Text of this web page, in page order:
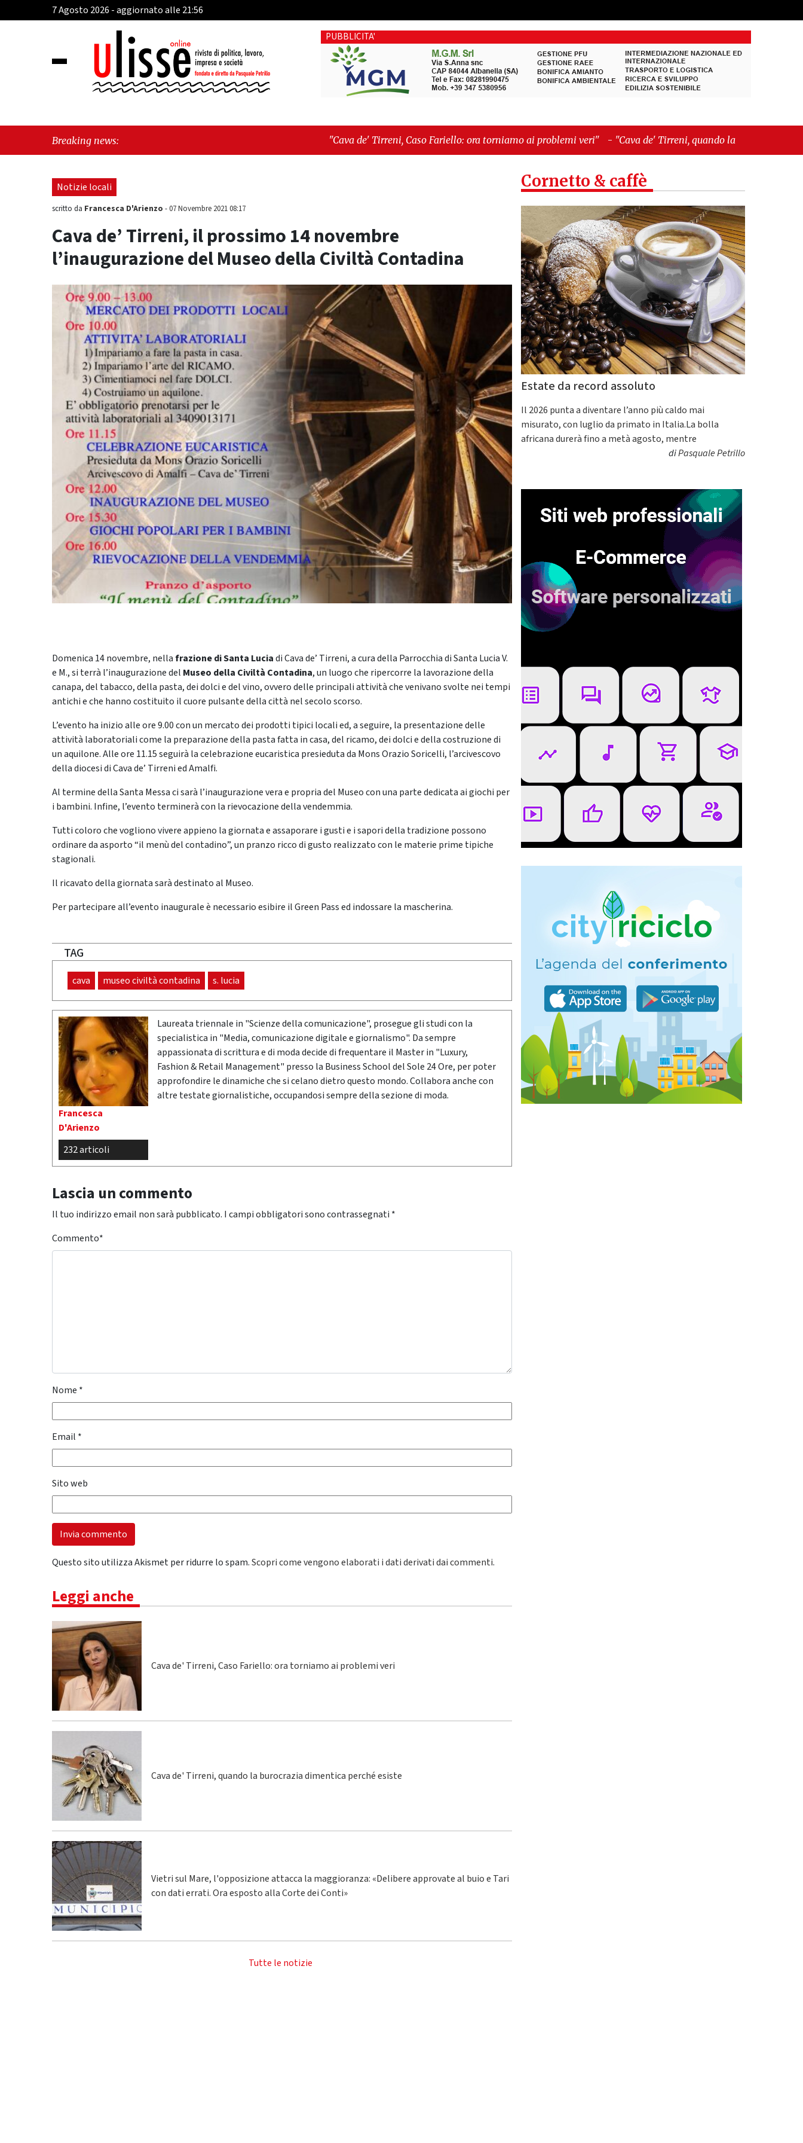
7 Agosto 2026 - aggiornato alle 21:56
PUBBLICITA'
Breaking news: "Cava de' Tirreni, Caso Fariello: ora torniamo ai problemi veri" -"Cava de' Tirreni, quando la burocrazia dimentica
perché esiste"
Notizie locali
scritto da Francesca D'Arienzo -07 Novembre 2021 08:17
Cava de’ Tirreni, il prossimo 14 novembre
l’inaugurazione del Museo della Civiltà Contadina
Domenica 14 novembre, nellafrazione di Santa Luciadi Cava de’ Tirreni, a cura della Parrocchia di Santa Lucia V.
e M., si terrà l’inaugurazione del Museo della Civiltà Contadina, un luogo che ripercorre la lavorazione della
canapa, del tabacco, della pasta, dei dolci e del vino, ovvero delle principali attività che venivano svolte nei tempi
antichi e che hanno costituito il cuore pulsante della città nel secolo scorso.
L’evento ha inizio alle ore 9.00 con un mercato dei prodotti tipici locali ed, a seguire, la presentazione delle
attività laboratoriali come la preparazione della pasta fatta in casa, del ricamo, dei dolci e della costruzione di
un aquilone. Alle ore 11.15 seguirà la celebrazione eucaristica presieduta da Mons Orazio Soricelli, l’arcivescovo
della diocesi di Cava de’ Tirreni ed Amalfi.
Al termine della Santa Messa ci sarà l’inaugurazione vera e propria del Museo con una parte dedicata ai giochi per
i bambini. Infine, l’evento terminerà con la rievocazione della vendemmia.
Tutti coloro che vogliono vivere appieno la giornata e assaporare i gusti e i sapori della tradizione possono
ordinare da asporto “il menù del contadino”, un pranzo ricco di gusto realizzato con le materie prime tipiche
stagionali.
Il ricavato della giornata sarà destinato al Museo.
Per partecipare all’evento inaugurale è necessario esibire il Green Pass ed indossare la mascherina.
TAG
cava museo civiltà contadina s. lucia
Francesca
D'Arienzo
232 articoli
Laureata triennale in "Scienze della comunicazione", prosegue gli studi con la
specialistica in "Media, comunicazione digitale e giornalismo". Da sempre
appassionata di scrittura e di moda decide di frequentare il Master in "Luxury,
Fashion & Retail Management" presso la Business School del Sole 24 Ore, per poter
approfondire le dinamiche che si celano dietro questo mondo. Collabora anche con
altre testate giornalistiche, occupandosi sempre della sezione di moda.
Lascia un commento
Il tuo indirizzo email non sarà pubblicato. I campi obbligatori sono contrassegnati *
Commento*
Nome *
Email *
Sito web
Questo sito utilizza Akismet per ridurre lo spam.Scopri come vengono elaborati i dati derivati dai commenti.
Leggi anche
Cava de' Tirreni, Caso Fariello: ora torniamo ai problemi veri
Cava de' Tirreni, quando la burocrazia dimentica perché esiste
Vietri sul Mare, l'opposizione attacca la maggioranza: «Delibere approvate al buio e Tari
con dati errati. Ora esposto alla Corte dei Conti»
Tutte le notizie
Cornetto & caffè
Estate da record assoluto
Il 2026 punta a diventare l’anno più caldo mai
misurato, con luglio da primato in Italia.La bolla
africana durerà fino a metà agosto, mentre
diPasquale Petrillo